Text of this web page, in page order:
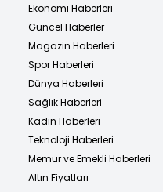
Ekonomi Haberleri
Güncel Haberler
Magazin Haberleri
Spor Haberleri
Dünya Haberleri
Sağlık Haberleri
Kadın Haberleri
Teknoloji Haberleri
Memur ve Emekli Haberleri
Altın Fiyatları